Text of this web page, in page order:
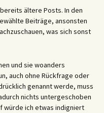
ältere Posts. In den
Beiträge, ansonsten
was sich sonst
und sie woanders
auch ohne Rückfrage oder
genannt werde, muss
nichts untergeschoben
würde ich etwas indigniert